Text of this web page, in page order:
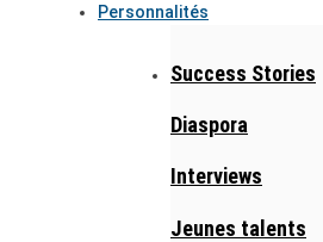
Personnalités
Success Stories
Diaspora
Interviews
Jeunes talents